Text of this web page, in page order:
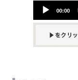
Audio
00:00